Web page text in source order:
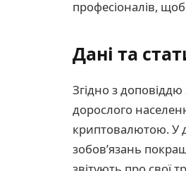
професіоналів,
Дані та
Згідно з
дорослого
криптовалютою. У
зобов’язань